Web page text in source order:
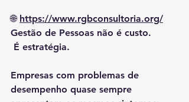
🌐 https://www.rgbconsultoria.org/
Gestão de Pessoas não é custo.
É estratégia.
Empresas com problemas de
desempenho quase sempre